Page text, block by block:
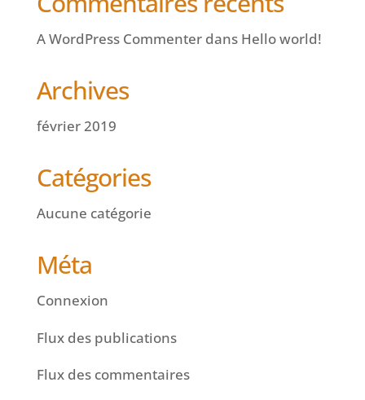
A WordPress Commenterdans Hello world!
Archives
février 2019
Catégories
Aucune catégorie
Méta
Connexion
Flux des publications
Flux des commentaires